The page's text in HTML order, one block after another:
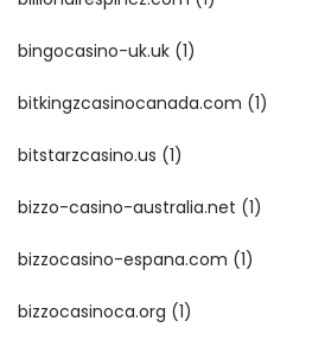
bingocasino-uk.uk (1)
bitkingzcasinocanada.com (1)
bitstarzcasino.us (1)
bizzo-casino-australia.net (1)
bizzocasino-espana.com (1)
bizzocasinoca.org (1)